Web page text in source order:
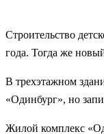
Строительство
года. Тогда же
В трехэтажном
«Одинбург», но
Жилой комплекс